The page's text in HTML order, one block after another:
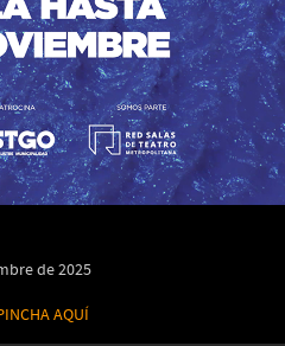
de 2025
AQUÍ